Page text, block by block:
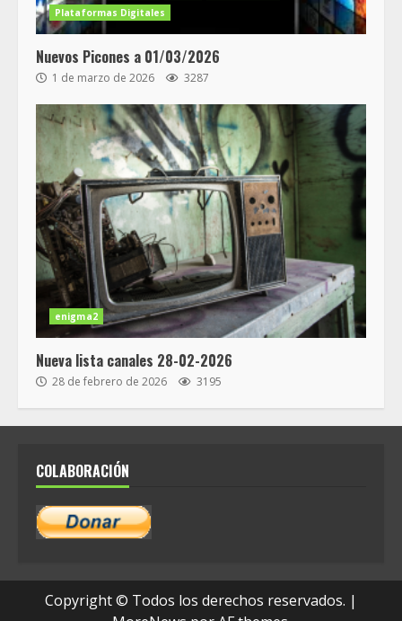
Plataformas Digitales
Nuevos Picones a 01/03/2026
1 de marzo de 2026 3287
enigma2
Nueva lista canales 28-02-2026
28 de febrero de 2026 3195
COLABORACIÓN
Copyright © Todos los derechos reservados. |